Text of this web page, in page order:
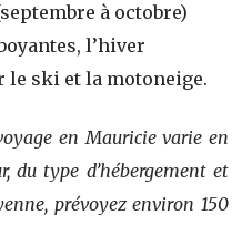
à octobre)
l’hiver
le ski et la motoneige.
en Mauricie varie en
du type d’hébergement et
prévoyez environ 150